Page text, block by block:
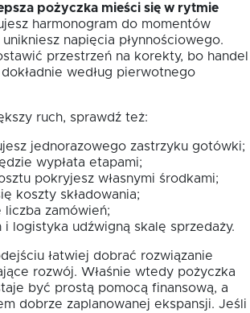
pożyczka mieści się w rytmie
harmonogram do momentów
unikniesz napięcia płynnościowego.
przestrzeń na korekty, bo handel
według pierwotnego
ruch, sprawdź też:
jednorazowego zastrzyku gotówki;
wypłata etapami;
pokryjesz własnymi środkami;
koszty składowania;
liczba zamówień;
i logistyka udźwigną skalę sprzedaży.
łatwiej dobrać rozwiązanie
rozwój. Właśnie wtedy pożyczka
być prostą pomocą finansową, a
dobrze zaplanowanej ekspansji. Jeśli